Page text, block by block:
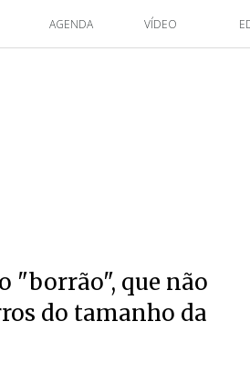
AGENDA VÍDEO
"borrão", que não
do tamanho da